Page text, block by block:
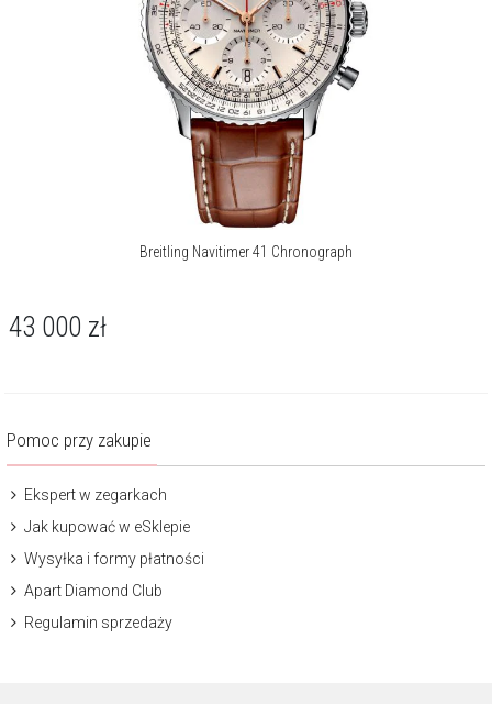
Breitling Navitimer 41 Chronograph
43 000 zł
Pomoc przy zakupie
Ekspert w zegarkach
Jak kupować w eSklepie
Wysyłka i formy płatności
Apart Diamond Club
Regulamin sprzedaży